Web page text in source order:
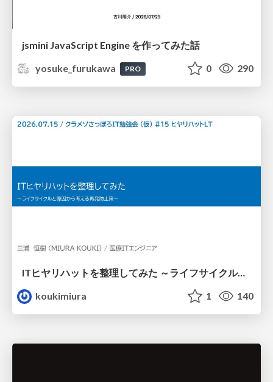
jsmini JavaScript Engine を作ってみた話
yosuke_furukawa
PRO 0 290
ITヒヤリハットを整理してみた ～ライフサイクルと原因から考える再発防止策～
koukimiura
1 140